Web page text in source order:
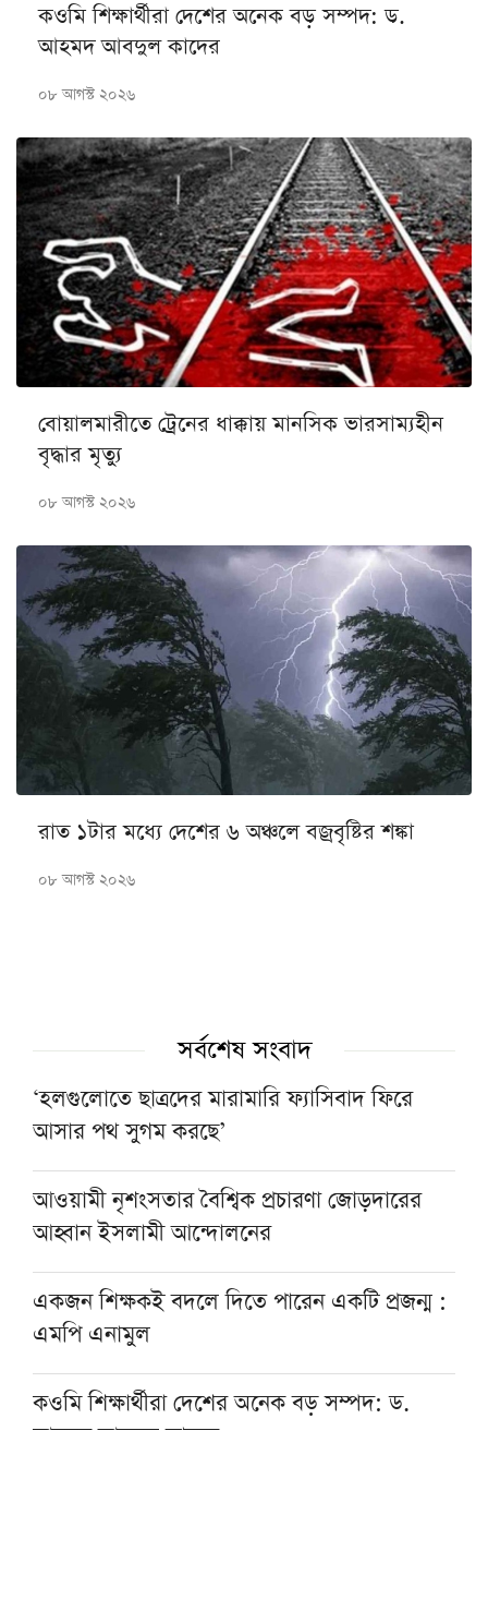
কওমি শিক্ষার্থীরা দেশের অনেক বড় সম্পদ: ড.
আহমদ আবদুল কাদের
০৮ আগস্ট ২০২৬
বোয়ালমারীতে ট্রেনের ধাক্কায় মানসিক ভারসাম্যহীন
বৃদ্ধার মৃত্যু
০৮ আগস্ট ২০২৬
রাত ১টার মধ্যে দেশের ৬ অঞ্চলে বজ্রবৃষ্টির শঙ্কা
০৮ আগস্ট ২০২৬
সর্বশেষ সংবাদ
‘হলগুলোতে ছাত্রদের মারামারি ফ্যাসিবাদ ফিরে
আসার পথ সুগম করছে’
আওয়ামী নৃশংসতার বৈশ্বিক প্রচারণা জোড়দারের
আহ্বান ইসলামী আন্দোলনের
একজন শিক্ষকই বদলে দিতে পারেন একটি প্রজন্ম :
এমপি এনামুল
কওমি শিক্ষার্থীরা দেশের অনেক বড় সম্পদ: ড.
আহমদ আবদুল কাদের